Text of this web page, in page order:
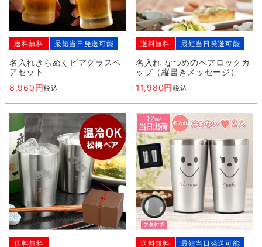
送料無料 最短当日発送可能
名入れきらめくビアグラスペ
アセット
8,960
税込
送料無料 最短当日発送可能
名入れ なつめのペアロックカ
ップ（縦書きメッセージ）
11,980
税込
送料無料 送料無料 最短当日発送可能